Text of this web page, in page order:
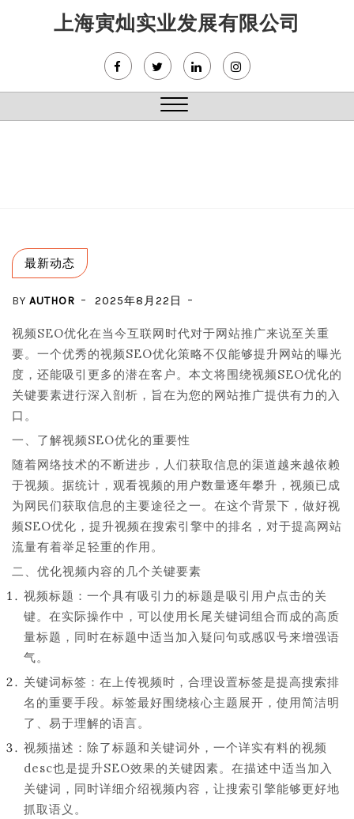
上海寅灿实业发展有限公司
Close
最新动态
BY AUTHOR 2025年8月22日
视频SEO优化在当今互联网时代对于网站推广来说至关重
要。一个优秀的视频SEO优化策略不仅能够提升网站的曝光
度，还能吸引更多的潜在客户。本文将围绕视频SEO优化的
关键要素进行深入剖析，旨在为您的网站推广提供有力的入
口。
一、了解视频SEO优化的重要性
随着网络技术的不断进步，人们获取信息的渠道越来越依赖
于视频。据统计，观看视频的用户数量逐年攀升，视频已成
为网民们获取信息的主要途径之一。在这个背景下，做好视
频SEO优化，提升视频在搜索引擎中的排名，对于提高网站
流量有着举足轻重的作用。
二、优化视频内容的几个关键要素
视频标题：一个具有吸引力的标题是吸引用户点击的关
键。在实际操作中，可以使用长尾关键词组合而成的高质
量标题，同时在标题中适当加入疑问句或感叹号来增强语
气。
关键词标签：在上传视频时，合理设置标签是提高搜索排
名的重要手段。标签最好围绕核心主题展开，使用简洁明
了、易于理解的语言。
视频描述：除了标题和关键词外，一个详实有料的视频
desc也是提升SEO效果的关键因素。在描述中适当加入
关键词，同时详细介绍视频内容，让搜索引擎能够更好地
抓取语义。